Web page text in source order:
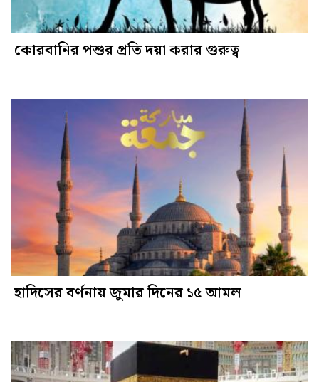
কোরবানির পশুর প্রতি দয়া করার গুরুত্ব
হাদিসের বর্ণনায় জুমার দিনের ১৫ আমল